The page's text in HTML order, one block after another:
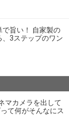
で旨い！ 自家製の
3ステップのワン
マカメラを出して
て何がそんなにス